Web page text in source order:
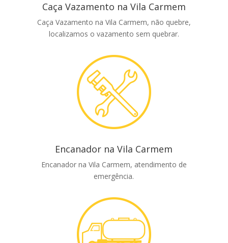
Caça Vazamento na Vila Carmem
Caça Vazamento na Vila Carmem, não quebre,
localizamos o vazamento sem quebrar.
Encanador na Vila Carmem
Encanador na Vila Carmem, atendimento de
emergência.